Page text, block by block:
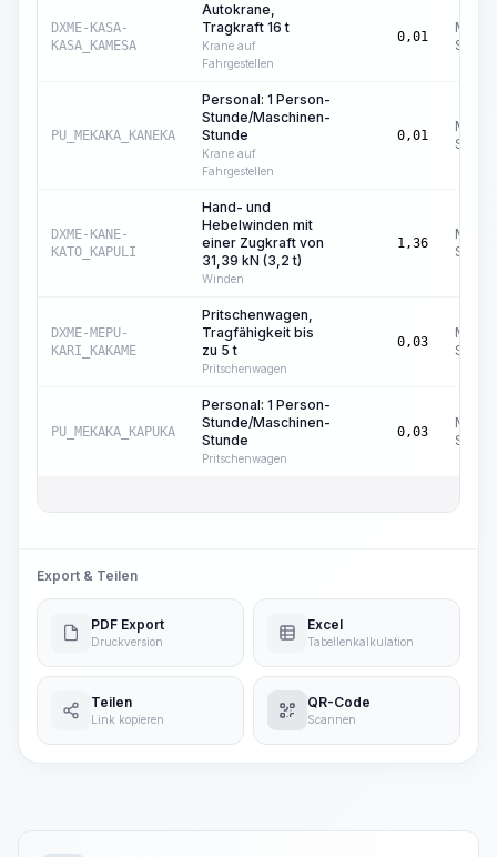
DXME-KASA-
KASA_KAMESA
Autokrane,
Tragkraft 16 t
Krane auf
Fahrgestellen
0,01
Std.
PU_MEKAKA_KANEKA
Personal: 1 Person-
Stunde/Maschinen-
Stunde
Krane auf
Fahrgestellen
0,01
Std.
DXME-KANE-
KATO_KAPULI
Hand- und
Hebelwinden mit
einer Zugkraft von
31,39 kN (3,2 t)
Winden
1,36
Std.
DXME-MEPU-
KARI_KAKAME
Pritschenwagen,
Tragfähigkeit bis
zu 5 t
Pritschenwagen
0,03
Std.
PU_MEKAKA_KAPUKA
Personal: 1 Person-
Stunde/Maschinen-
Stunde
Pritschenwagen
0,03
Std.
Export & Teilen
PDF Export
Druckversion
Excel
Tabellenkalkulation
Teilen
Link kopieren
QR-Code
Scannen